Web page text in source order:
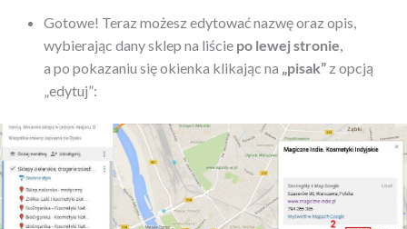
Gotowe! Teraz możesz edytować nazwę oraz opis,
wybierając dany sklep na liście po lewej stronie,
a po pokazaniu się okienka klikając na „pisak” z opcją
„edytuj”: